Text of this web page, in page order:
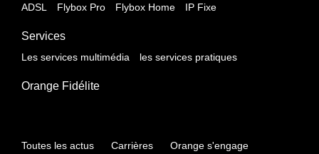
ADSL Flybox Pro Flybox Home IP Fixe
Services
Les services multimédia les services pratiques
Orange Fidélite
Toutes les actus Carrières
Orange s'engage